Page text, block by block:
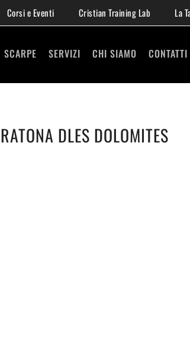
Corsi e Eventi Cristian Training Lab La
SCARPE SERVIZI CHI SIAMO CONTATTI
DLES DOLOMITES